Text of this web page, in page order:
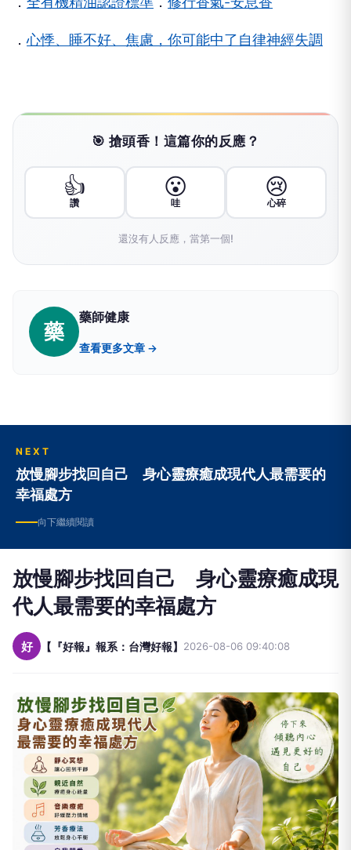
．心悸、睡不好、焦慮，你可能中了自律神經失調
🎯 搶頭香！這篇你的反應？
👍
讚
😮
哇
😢
心碎
還沒有人反應，當第一個!
藥
藥師健康
查看更多文章 →
NEXT
放慢腳步找回自己 身心靈療癒成現代人最需要的
幸福處方
向下繼續閱讀
放慢腳步找回自己 身心靈療癒成現
代人最需要的幸福處方
好 【『好報』報系：台灣好報】 2026-08-06 09:40:08